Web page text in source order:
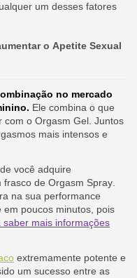
um desses fatores
o Apetite Sexual
no mercado
Ele combina o que
com o Orgasm Gel. Juntos
mais intensos e
você adquire
de Orgasm Spray.
na sua performance
em poucos minutos, pois
saber mais informações
extremamente potente e
um sucesso entre as